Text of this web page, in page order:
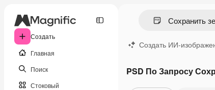
Создать
Главная
Поиск
Стоковый
Создать ИИ-
PSD По Запросу